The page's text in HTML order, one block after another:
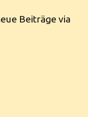
Beiträge via